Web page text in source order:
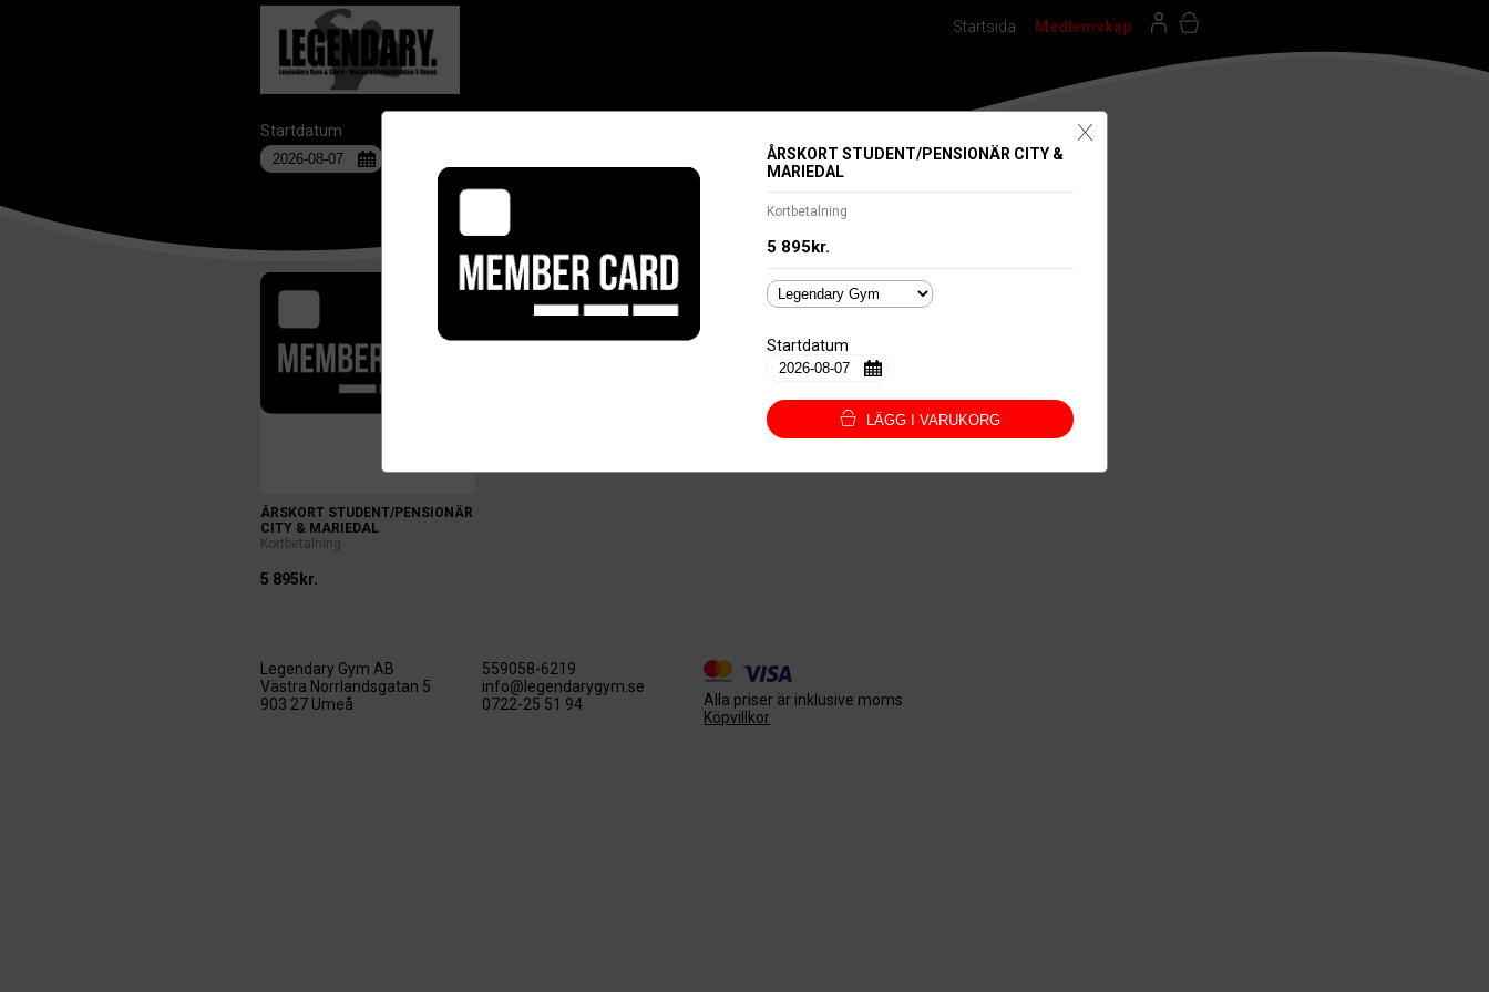
Medlemskap
Startsida
Startdatum
ÅRSKORT STUDENT/PENSIONÄR
CITY & MARIEDAL
Kortbetalning
5 895kr.
X
ÅRSKORT STUDENT/PENSIONÄR CITY &
MARIEDAL
Kortbetalning
5 895kr.
Startdatum
LÄGG I VARUKORG
Legendary Gym AB
Västra Norrlandsgatan 5
903 27 Umeå
559058-6219
info@legendarygym.se
0722-25 51 94
Alla priser är inklusive moms
Köpvillkor